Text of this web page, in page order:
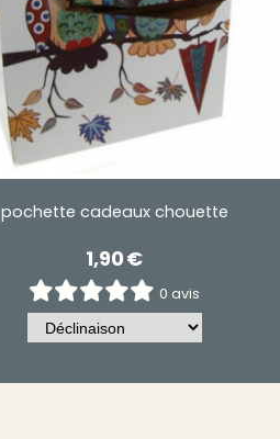
pochette cadeaux chouette
1,90€
0 avis